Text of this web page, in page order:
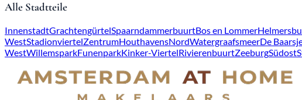
Alle Stadtteile
InnenstadtGrachtengürtelSpaarndammerbuurtBos en Lommer
WestStadionviertelZentrumHouthavensNordWatergraafsmeerDe
WestWillemsparkFunenparkKinker-ViertelRivierenbuurtZeeburgSüdost